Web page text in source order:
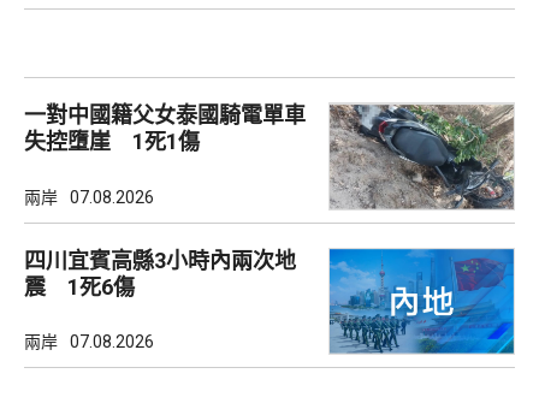
一對中國籍父女泰國騎電單車
失控墮崖 1死1傷
兩岸 07.08.2026
四川宜賓高縣3小時內兩次地
震 1死6傷
兩岸 07.08.2026